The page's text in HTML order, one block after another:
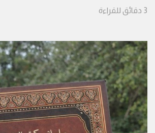
3 دقائق للقراءة